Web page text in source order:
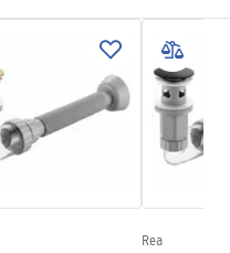
mm
Asimetrični, Nestandardni
Rea